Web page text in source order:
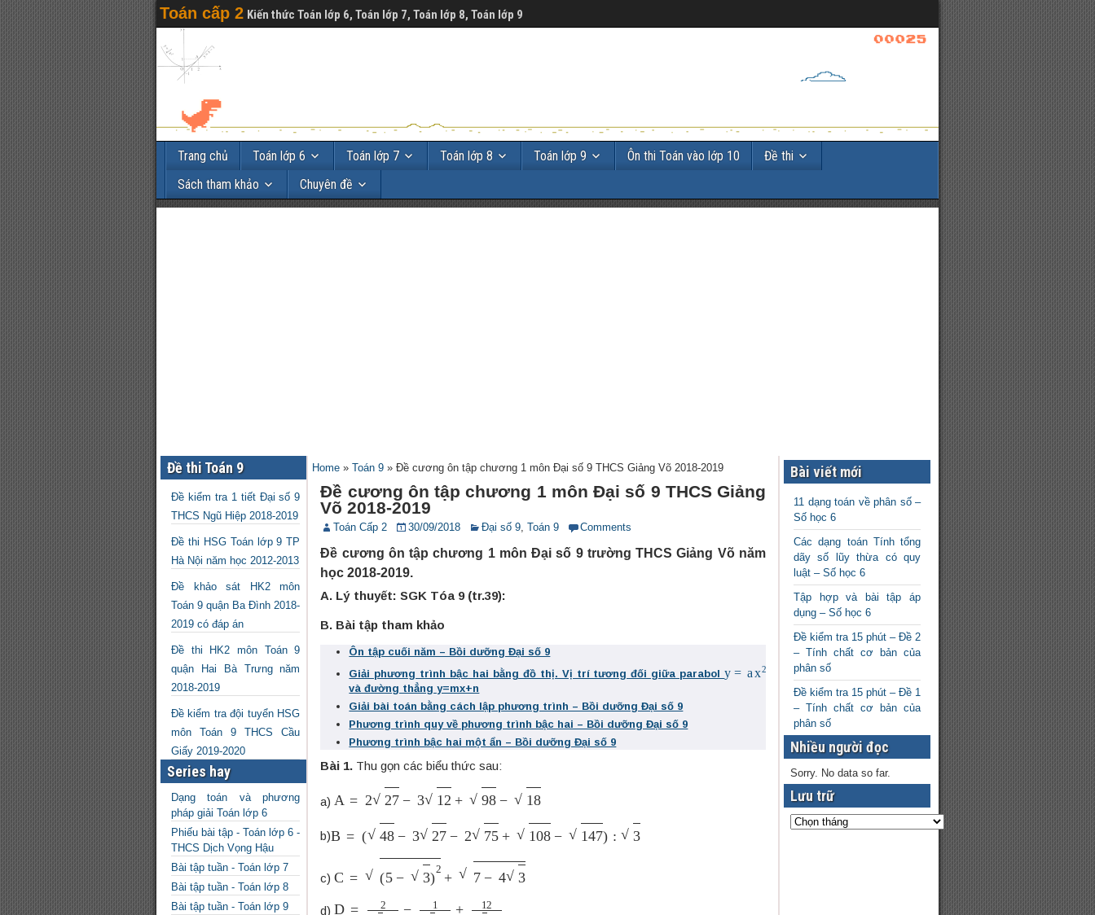
Toán cấp 2 Kiến thức Toán lớp 6, Toán lớp 7, Toán lớp 8, Toán lớp 9
Trang chủ Toán lớp 6 Toán lớp 7 Toán lớp 8 Toán lớp 9 Ôn thi Toán vào lớp 10
Đề thi
Sách tham khảo
Chuyên đề
Đề thi Toán 9
Đề kiểm tra 1 tiết Đại số 9
THCS Ngũ Hiệp 2018-2019
Đề thi HSG Toán lớp 9 TP
Hà Nội năm học 2012-2013
Đề khảo sát HK2 môn
Toán 9 quận Ba Đình 2018-
2019 có đáp án
Đề thi HK2 môn Toán 9
quận Hai Bà Trưng năm
2018-2019
Đề kiểm tra đội tuyển HSG
môn Toán 9 THCS Cầu
Giấy 2019-2020
Series hay
Dạng toán và phương
pháp giải Toán lớp 6
Phiếu bài tập - Toán lớp 6 -
THCS Dịch Vọng Hậu
Bài tập tuần - Toán lớp 7
Bài tập tuần - Toán lớp 8
Bài tập tuần - Toán lớp 9
Home »Toán 9 »Đề cương ôn tập chương 1 môn Đại số 9 THCS Giảng Võ 2018-2019
Đề cương ôn tập chương 1 môn Đại số 9 THCS Giảng
Võ 2018-2019
Toán Cấp 2 30/09/2018 Đại số 9,Toán 9 Comments
Đề cương ôn tập chương 1 môn Đại số 9 trường THCS Giảng Võ năm
học 2018-2019.
A. Lý thuyết: SGK Tóa 9 (tr.39):
B. Bài tập tham khảo
Ôn tập cuối năm – Bồi dưỡng Đại số 9
Giải phương trình bậc hai bằng đồ thị. Vị trí tương đối giữa parabol
2
và đường thẳng y=mx+n
Giải bài toán bằng cách lập phương trình – Bồi dưỡng Đại số 9
Phương trình quy về phương trình bậc hai – Bồi dưỡng Đại số 9
Phương trình bậc hai một ẩn – Bồi dưỡng Đại số 9
Bài 1. Thu gọn các biểu thức sau:
a) A 27 −312 +98 −18
b)B 48 − 327 2 75+108−147
c)C 5− 3)2 − 43
d)D 1 + 3
Bài viết mới
11 dạng toán về phân số –
Số học 6
Các dạng toán Tính tổng
dãy số lũy thừa có quy
luật – Số học 6
Tập hợp và bài tập áp
dụng – Số học 6
Đề kiểm tra 15 phút – Đề 2
– Tính chất cơ bản của
phân số
Đề kiểm tra 15 phút – Đề 1
– Tính chất cơ bản của
phân số
Nhiều người đọc
Sorry. No data so far.
Lưu trữ